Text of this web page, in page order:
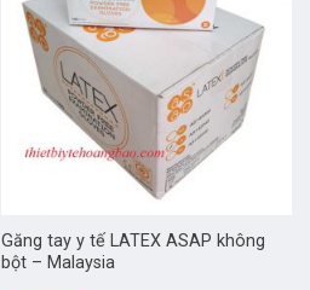
Găng tay y tế LATEX ASAP không
bột – Malaysia